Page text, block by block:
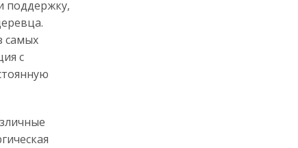
поддержку,
самых
с